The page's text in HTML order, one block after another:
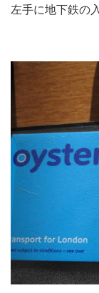
左手に地下鉄の